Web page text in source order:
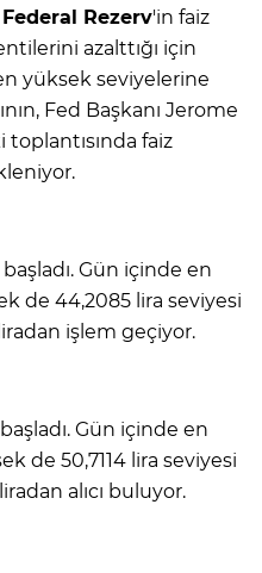
Federal Rezerv'in faiz
azalttığı için
yüksek seviyelerine
Fed Başkanı Jerome
faiz
Gün içinde en
de 44,2085 lira seviyesi
işlem geçiyor.
Gün içinde en
de 50,7114 lira seviyesi
alıcı buluyor.